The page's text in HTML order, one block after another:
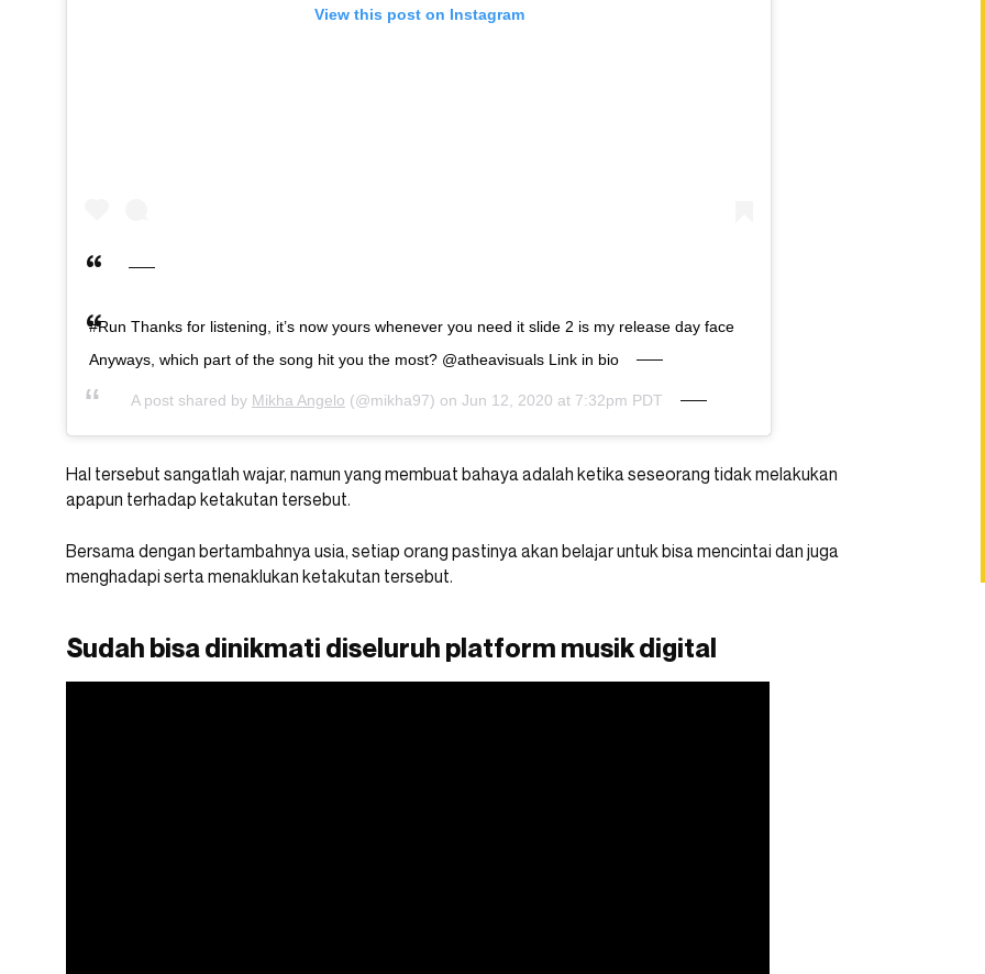
View this post on Instagram
#Run Thanks for listening, it’s now yours whenever you need it slide 2 is my release day face
Anyways, which part of the song hit you the most? @atheavisuals Link in bio
A post shared by Mikha Angelo (@mikha97) on Jun 12, 2020 at 7:32pm PDT
Hal tersebut sangatlah wajar, namun yang membuat bahaya adalah ketika seseorang tidak melakukan
apapun terhadap ketakutan tersebut.
Bersama dengan bertambahnya usia, setiap orang pastinya akan belajar untuk bisa mencintai dan juga
menghadapi serta menaklukan ketakutan tersebut.
Sudah bisa dinikmati diseluruh platform musik digital